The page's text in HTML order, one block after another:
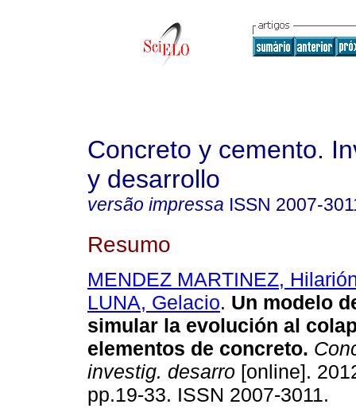
Concreto y cemento.
y desarrollo
versão impressa ISSN 2007-
Resumo
MENDEZ MARTINEZ,
LUNA, Gelacio. Un modelo
simular la evolución al
elementos de concreto.
investig. desarro [online].
pp.19-33. ISSN 2007-3011.